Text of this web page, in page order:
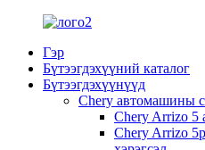
Гэр
Бүтээгдэхүүний каталог
Бүтээгдэхүүнүүд
Chery автомашины
Chery Arrizo 5
Chery Arrizo